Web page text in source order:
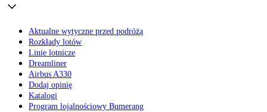
Aktualne wytyczne przed podróżą
Rozkłady lotów
Linie lotnicze
Dreamliner
Airbus A330
Dodaj opinię
Katalogi
Program lojalnościowy Bumerang